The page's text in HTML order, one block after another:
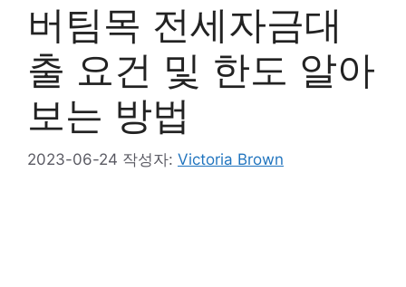
버팀목 전세자금대
출 요건 및 한도 알아
보는 방법
2023-06-24 작성자: Victoria Brown